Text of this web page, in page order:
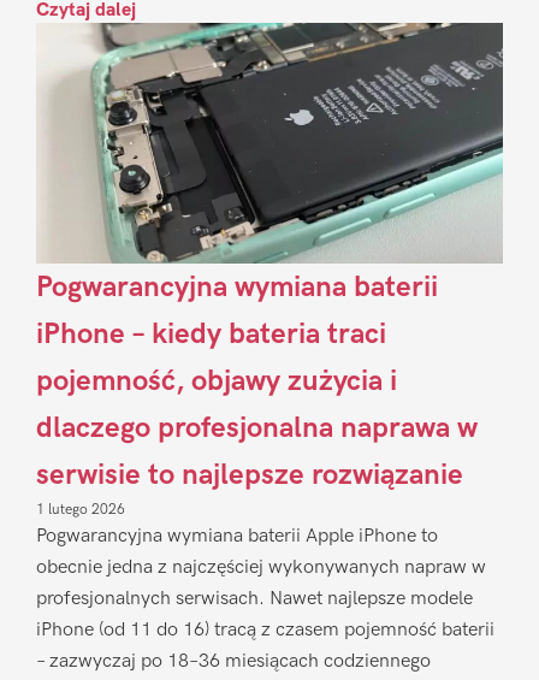
Czytaj dalej
Pogwarancyjna wymiana baterii
iPhone – kiedy bateria traci
pojemność, objawy zużycia i
dlaczego profesjonalna naprawa w
serwisie to najlepsze rozwiązanie
1 lutego 2026
Pogwarancyjna wymiana baterii Apple iPhone to
obecnie jedna z najczęściej wykonywanych napraw w
profesjonalnych serwisach. Nawet najlepsze modele
iPhone (od 11 do 16) tracą z czasem pojemność baterii
– zazwyczaj po 18–36 miesiącach codziennego